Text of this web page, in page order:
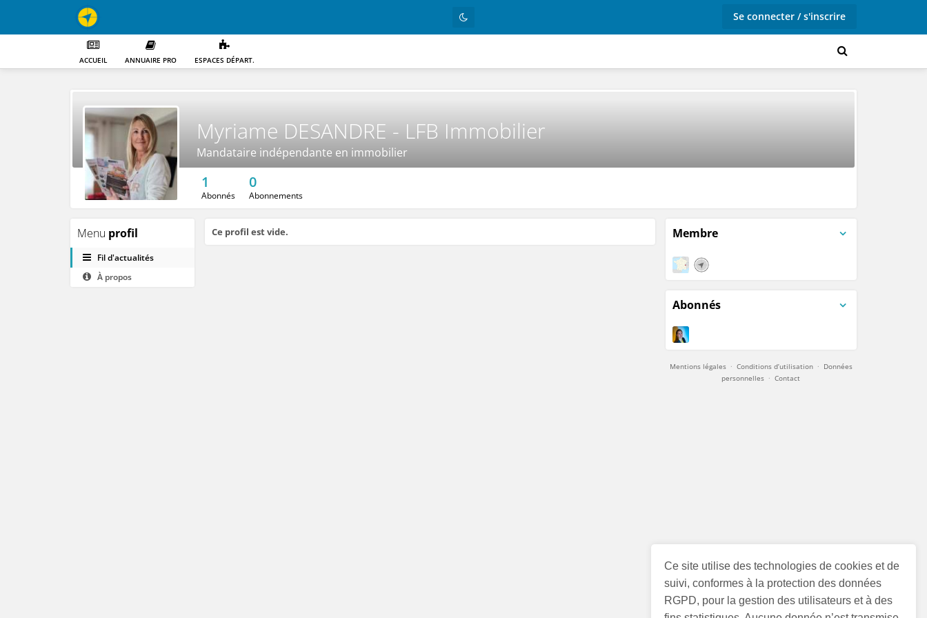
Ce site utilise des technologies de cookies et de
suivi, conformes à la protection des données
RGPD, pour la gestion des utilisateurs et à des
Se connecter / s'inscrire
ACCUEIL ANNUAIRE PRO ESPACES DÉPART.
Myriame DESANDRE - LFB Immobilier
Mandataire indépendante en immobilier
1
Abonnés
0
Abonnements
Menu profil
Fil d'actualités
À propos
Ce profil est vide. Membre
Abonnés
Mentions légales· Conditions d’utilisation· Données
personnelles ·Contact